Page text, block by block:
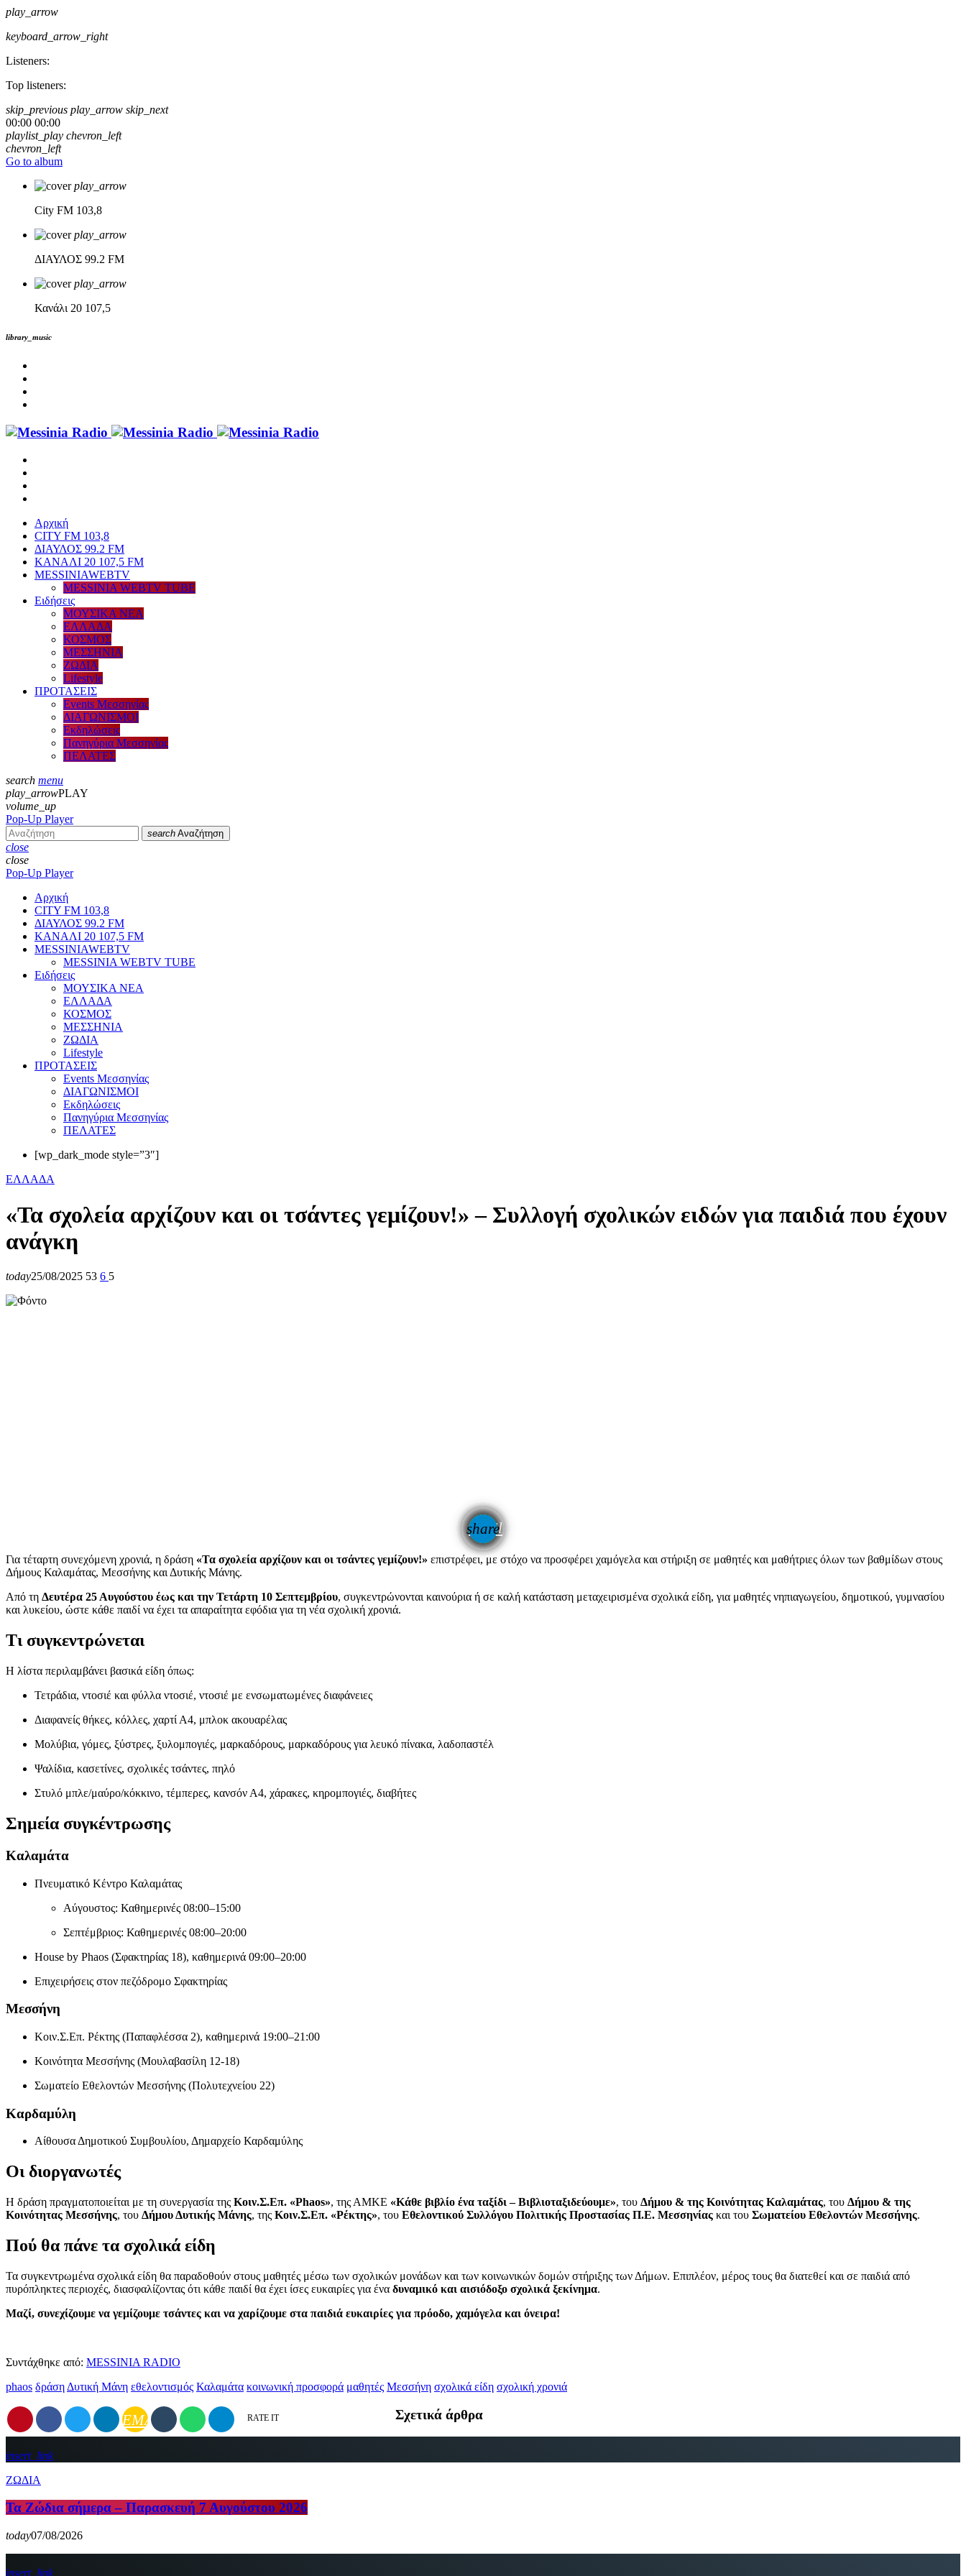
play_arrow
keyboard_arrow_right
Listeners:
Top listeners:
skip_previous play_arrow skip_next
00:00 00:00
playlist_play chevron_left
chevron_left
Go to album
play_arrow
City FM 103,8
play_arrow
ΔΙΑΥΛΟΣ 99.2 FM
play_arrow
Κανάλι 20 107,5
library_music
Αρχική
CITY FM 103,8
ΔΙΑΥΛΟΣ 99.2 FM
ΚΑΝΑΛΙ 20 107,5 FM
MESSINIAWEBTV
MESSINIA WEBTV TUBE
Eιδήσεις
ΜΟΥΣΙΚΑ ΝΕΑ
ΕΛΛΑΔΑ
ΚΟΣΜΟΣ
ΜΕΣΣΗΝΙΑ
ΖΩΔΙΑ
Lifestyle
ΠΡΟΤΑΣΕΙΣ
Events Μεσσηνίας
ΔΙΑΓΩΝΙΣΜΟΙ
Εκδηλώσεις
Πανηγύρια Μεσσηνίας
ΠΕΛΑΤΕΣ
search menu
play_arrowPLAY
volume_up
Pop-Up Player
search Αναζήτηση
close
close
Pop-Up Player
Αρχική
CITY FM 103,8
ΔΙΑΥΛΟΣ 99.2 FM
ΚΑΝΑΛΙ 20 107,5 FM
MESSINIAWEBTV
MESSINIA WEBTV TUBE
Eιδήσεις
ΜΟΥΣΙΚΑ ΝΕΑ
ΕΛΛΑΔΑ
ΚΟΣΜΟΣ
ΜΕΣΣΗΝΙΑ
ΖΩΔΙΑ
Lifestyle
ΠΡΟΤΑΣΕΙΣ
Events Μεσσηνίας
ΔΙΑΓΩΝΙΣΜΟΙ
Εκδηλώσεις
Πανηγύρια Μεσσηνίας
ΠΕΛΑΤΕΣ
[wp_dark_mode style=”3″]
ΕΛΛΑΔΑ
«Τα σχολεία αρχίζουν και οι τσάντες γεμίζουν!» – Συλλογή σχολικών ειδών για παιδιά που έχουν
ανάγκη
today25/08/2025 53 6 5
share
email
Για τέταρτη συνεχόμενη χρονιά, η δράση «Τα σχολεία αρχίζουν και οι τσάντες γεμίζουν!» επιστρέφει, με στόχο να προσφέρει χαμόγελα και στήριξη σε μαθητές και μαθήτριες όλων των βαθμίδων στους
Δήμους Καλαμάτας, Μεσσήνης και Δυτικής Μάνης.
Από τη Δευτέρα 25 Αυγούστου έως και την Τετάρτη 10 Σεπτεμβρίου, συγκεντρώνονται καινούρια ή σε καλή κατάσταση μεταχειρισμένα σχολικά είδη, για μαθητές νηπιαγωγείου, δημοτικού, γυμνασίου
και λυκείου, ώστε κάθε παιδί να έχει τα απαραίτητα εφόδια για τη νέα σχολική χρονιά.
Τι συγκεντρώνεται
Η λίστα περιλαμβάνει βασικά είδη όπως:
Τετράδια, ντοσιέ και φύλλα ντοσιέ, ντοσιέ με ενσωματωμένες διαφάνειες
Διαφανείς θήκες, κόλλες, χαρτί Α4, μπλοκ ακουαρέλας
Μολύβια, γόμες, ξύστρες, ξυλομπογιές, μαρκαδόρους, μαρκαδόρους για λευκό πίνακα, λαδοπαστέλ
Ψαλίδια, κασετίνες, σχολικές τσάντες, πηλό
Στυλό μπλε/μαύρο/κόκκινο, τέμπερες, κανσόν Α4, χάρακες, κηρομπογιές, διαβήτες
Σημεία συγκέντρωσης
Καλαμάτα
Πνευματικό Κέντρο Καλαμάτας
Αύγουστος: Καθημερινές 08:00–15:00
Σεπτέμβριος: Καθημερινές 08:00–20:00
House by Phaos (Σφακτηρίας 18), καθημερινά 09:00–20:00
Επιχειρήσεις στον πεζόδρομο Σφακτηρίας
Μεσσήνη
Κοιν.Σ.Επ. Ρέκτης (Παπαφλέσσα 2), καθημερινά 19:00–21:00
Κοινότητα Μεσσήνης (Μουλαβασίλη 12-18)
Σωματείο Εθελοντών Μεσσήνης (Πολυτεχνείου 22)
Καρδαμύλη
Αίθουσα Δημοτικού Συμβουλίου, Δημαρχείο Καρδαμύλης
Οι διοργανωτές
Η δράση πραγματοποιείται με τη συνεργασία της Κοιν.Σ.Επ. «Phaos», της ΑΜΚΕ «Κάθε βιβλίο ένα ταξίδι – Βιβλιοταξιδεύουμε», του Δήμου & της Κοινότητας Καλαμάτας, του Δήμου & της
Κοινότητας Μεσσήνης, του Δήμου Δυτικής Μάνης, της Κοιν.Σ.Επ. «Ρέκτης», του Εθελοντικού Συλλόγου Πολιτικής Προστασίας Π.Ε. Μεσσηνίας και του Σωματείου Εθελοντών Μεσσήνης.
Πού θα πάνε τα σχολικά είδη
Τα συγκεντρωμένα σχολικά είδη θα παραδοθούν στους μαθητές μέσω των σχολικών μονάδων και των κοινωνικών δομών στήριξης των Δήμων. Επιπλέον, μέρος τους θα διατεθεί και σε παιδιά από
πυρόπληκτες περιοχές, διασφαλίζοντας ότι κάθε παιδί θα έχει ίσες ευκαιρίες για ένα δυναμικό και αισιόδοξο σχολικά ξεκίνημα.
Μαζί, συνεχίζουμε να γεμίζουμε τσάντες και να χαρίζουμε στα παιδιά ευκαιρίες για πρόοδο, χαμόγελα και όνειρα!
Συντάχθηκε από: MESSINIA RADIO
phaos δράση Δυτική Μάνη εθελοντισμός Καλαμάτα κοινωνική προσφορά μαθητές Μεσσήνη σχολικά είδη σχολική χρονιά
EMAIL RATE IT Σχετικά άρθρα
insert_link
ΖΩΔΙΑ
Τα Ζώδια σήμερα – Παρασκευή 7 Αυγούστου 2026
today07/08/2026
insert_link